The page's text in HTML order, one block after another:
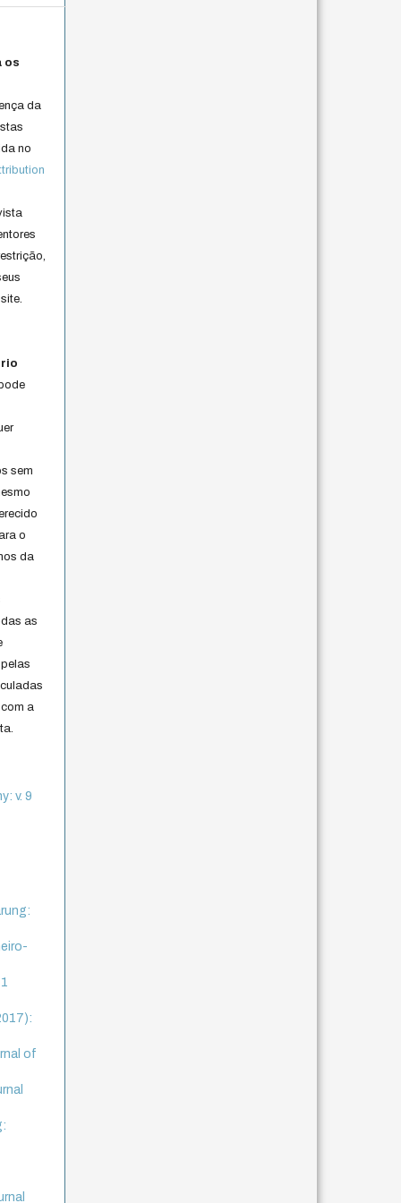
os
da
no
sem
o
da
as
a
v. 9
of